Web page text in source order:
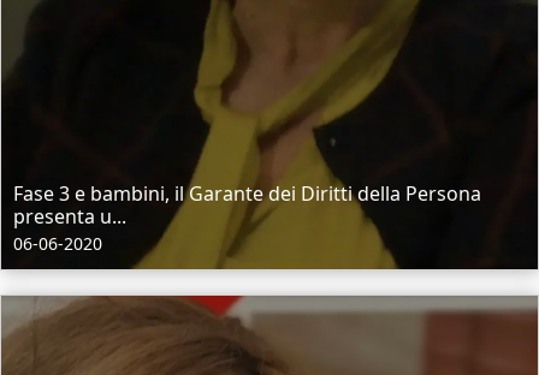
Fase 3 e bambini, il Garante dei Diritti della Persona
presenta u...
06-06-2020